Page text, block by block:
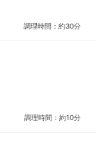
調理時間：約30分
調理時間：約10分